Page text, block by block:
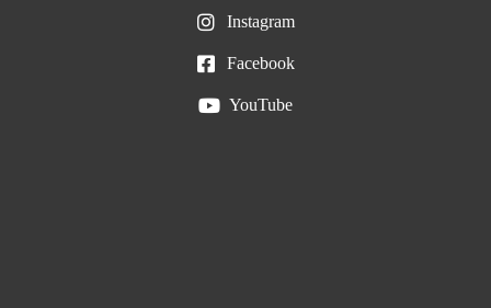
Instagram
Facebook
YouTube